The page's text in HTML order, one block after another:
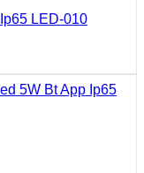
LED-010